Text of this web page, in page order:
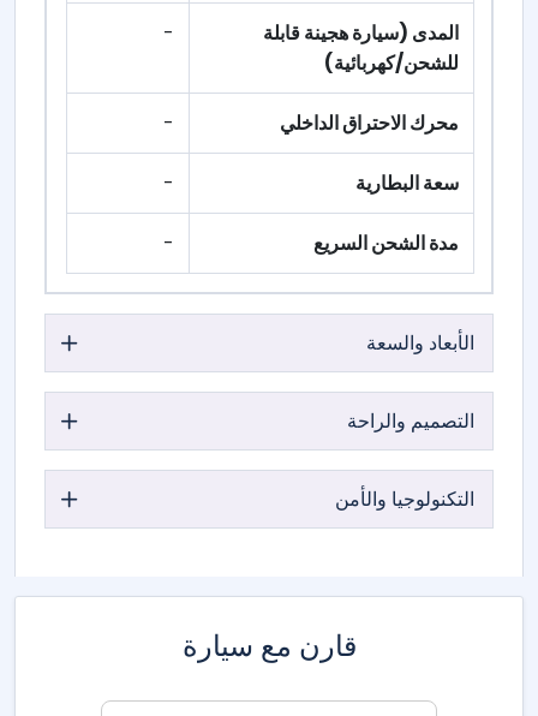
المدى (سيارة هجينة قابلة
للشحن/كهربائية)
-
محرك الاحتراق الداخلي -
سعة البطارية -
مدة الشحن السريع -
الأبعاد والسعة
التصميم والراحة
التكنولوجيا والأمن
قارن مع سيارة